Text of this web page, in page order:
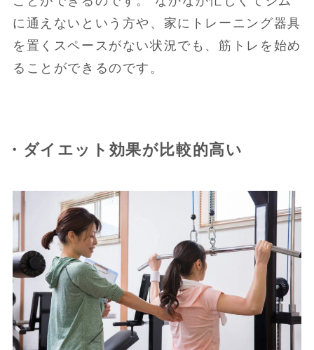
に通えないという方や、家にトレーニング器具
を置くスペースがない状況でも、筋トレを始め
ることができるのです。
・ダイエット効果が比較的高い